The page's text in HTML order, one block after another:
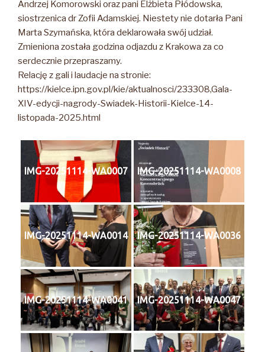
Andrzej Komorowski oraz pani Elżbieta Płódowska,
siostrzenica dr Zofii Adamskiej. Niestety nie dotarła Pani
Marta Szymańska, która deklarowała swój udział.
Zmieniona została godzina odjazdu z Krakowa za co
serdecznie przepraszamy.
Relację z gali i laudacje na stronie:
https://kielce.ipn.gov.pl/kie/aktualnosci/233308,Gala-
XIV-edycji-nagrody-Swiadek-Historii-Kielce-14-
listopada-2025.html
IMG-20251114-WA0007 IMG-20251114-WA0008
IMG-20251114-WA0014 IMG-20251114-WA0036
IMG-20251114-WA0041 IMG-20251114-WA0047